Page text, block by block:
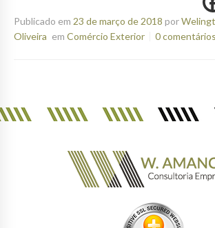
Publicado em 23 de março de 2018 por
Oliveira em Comércio Exterior 0 comentários